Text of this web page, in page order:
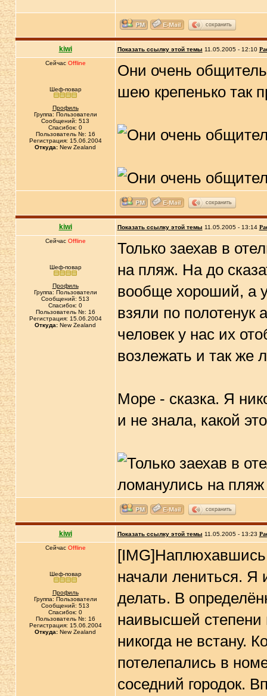
сохранить
kiwi Показать ссылку этой темы 11.05.2005 - 12:10
Сейчас Offline
Шеф-повар
Профиль
Группа: Пользователи
Сообщений: 513
Спасибок: 0
Пользователь №: 16
Регистрация: 15.06.2004
Откуда: New Zealand
Они очень
шею крепенько так
сохранить
kiwi Показать ссылку этой темы 11.05.2005 - 13:14
Сейчас Offline
Шеф-повар
Профиль
Группа: Пользователи
Сообщений: 513
Спасибок: 0
Пользователь №: 16
Регистрация: 15.06.2004
Откуда: New Zealand
Только заехав в
на пляж. На до
вообще хороший, а
взяли по
человек у нас их
возлежать и так же
Море - сказка. Я
и не знала, какой
сохранить
kiwi Показать ссылку этой темы 11.05.2005 - 13:23
Сейчас Offline
Шеф-повар
Профиль
Группа: Пользователи
Сообщений: 513
Спасибок: 0
Пользователь №: 16
Регистрация: 15.06.2004
Откуда: New Zealand
начали лениться. Я
делать. В
наивысшей степени
никогда не встану.
потелепались в
соседний городок.